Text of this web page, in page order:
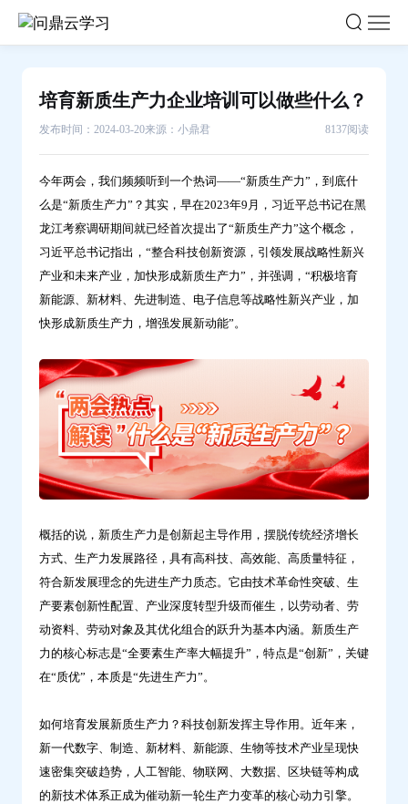
培育新质生产力企业培训可以做些什么？
发布时间：2024-03-20来源：小鼎君 8137阅读
今年两会，我们频频听到一个热词——“新质生产力”，到底什
么是“新质生产力”？其实，早在2023年9月，习近平总书记在黑
龙江考察调研期间就已经首次提出了“新质生产力”这个概念，
习近平总书记指出，“整合科技创新资源，引领发展战略性新兴
产业和未来产业，加快形成新质生产力”，并强调，“积极培育
新能源、新材料、先进制造、电子信息等战略性新兴产业，加
快形成新质生产力，增强发展新动能”。
概括的说，新质生产力是创新起主导作用，摆脱传统经济增长
方式、生产力发展路径，具有高科技、高效能、高质量特征，
符合新发展理念的先进生产力质态。它由技术革命性突破、生
产要素创新性配置、产业深度转型升级而催生，以劳动者、劳
动资料、劳动对象及其优化组合的跃升为基本内涵。新质生产
力的核心标志是“全要素生产率大幅提升”，特点是“创新”，关键
在“质优”，本质是“先进生产力”。
如何培育发展新质生产力？科技创新发挥主导作用。近年来，
新一代数字、制造、新材料、新能源、生物等技术产业呈现快
速密集突破趋势，人工智能、物联网、大数据、区块链等构成
的新技术体系正成为催动新一轮生产力变革的核心动力引擎。